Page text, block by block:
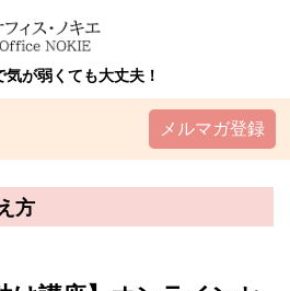
が弱くても大丈夫！
メルマガ登録
方